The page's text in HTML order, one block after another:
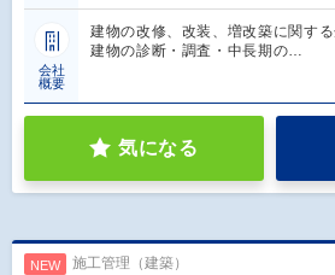
会社
概要
建物の改修、改装、増改築に関す
建物の診断・調査・中長期の…
気になる
NEW 施工管理（建築）